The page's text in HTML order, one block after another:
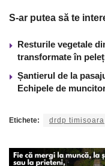
S-ar putea să te
Resturile vegetale
transformate în
Șantierul de la
Echipele de
Etichete: drdp timisoara